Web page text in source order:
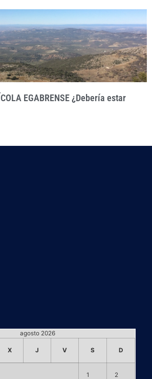
EGABRENSE ¿Debería estar
agosto 2026
X J V S D
1 2